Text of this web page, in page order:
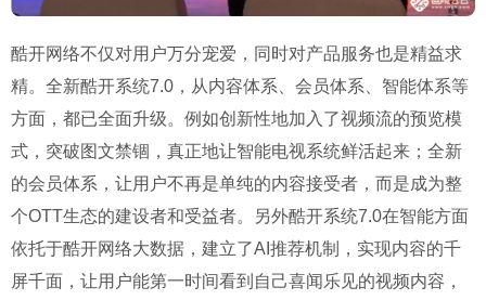
酷开网络不仅对用户万分宠爱，同时对产品服务也是精益求
精。全新酷开系统7.0，从内容体系、会员体系、智能体系等
方面，都已全面升级。例如创新性地加入了视频流的预览模
式，突破图文禁锢，真正地让智能电视系统鲜活起来；全新
的会员体系，让用户不再是单纯的内容接受者，而是成为整
个OTT生态的建设者和受益者。另外酷开系统7.0在智能方面
依托于酷开网络大数据，建立了AI推荐机制，实现内容的千
屏千面，让用户能第一时间看到自己喜闻乐见的视频内容，